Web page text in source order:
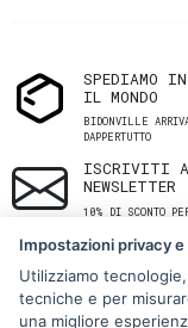
SPEDIAMO
IL MONDO
BIDONVILLE
DAPPERTUTTO
ISCRIVITI
NEWSLETTER
10% DI SCONTO
Impostazioni privacy
Utilizziamo
tecniche e per
una migliore